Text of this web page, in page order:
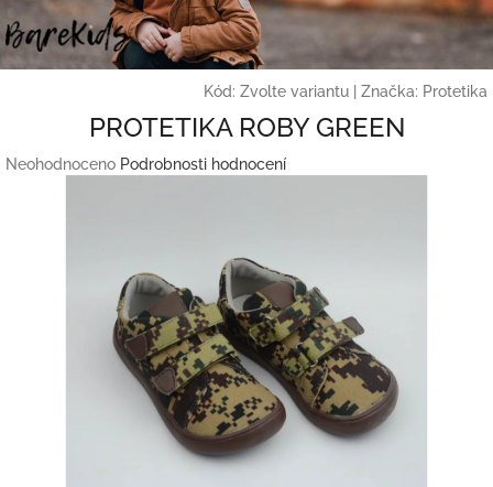
Přejít
na
obsah
Kód: Zvolte variantu Značka: Protetika
PROTETIKA ROBY GREEN
Průměrné
Neohodnoceno Podrobnosti hodnocení